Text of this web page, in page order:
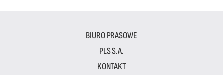
BIURO PRASOWE
PLS S.A.
KONTAKT